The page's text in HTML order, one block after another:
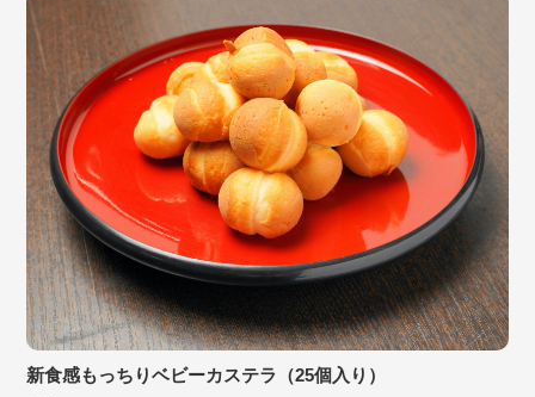
新食感もっちりベビーカステラ（25個入り）